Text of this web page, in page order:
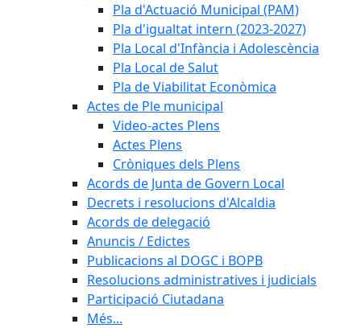
Pla d'Actuació Municipal (PAM)
Pla d'igualtat intern (2023-2027)
Pla Local d'Infància i Adolescència
Pla Local de Salut
Pla de Viabilitat Econòmica
Actes de Ple municipal
Video-actes Plens
Actes Plens
Cròniques dels Plens
Acords de Junta de Govern Local
Decrets i resolucions d'Alcaldia
Acords de delegació
Anuncis / Edictes
Publicacions al DOGC i BOPB
Resolucions administratives i judicials
Participació Ciutadana
Més...